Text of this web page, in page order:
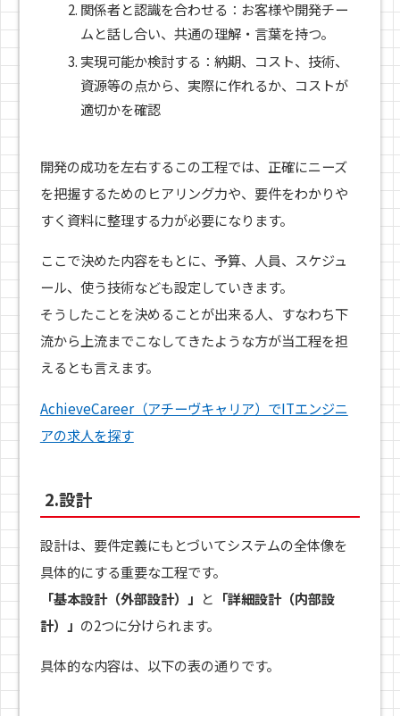
関係者と認識を合わせる：お客様や開発チー
ムと話し合い、共通の理解・言葉を持つ。
実現可能か検討する：納期、コスト、技術、
資源等の点から、実際に作れるか、コストが
適切かを確認
開発の成功を左右するこの工程では、正確にニーズ
を把握するためのヒアリング力や、要件をわかりや
すく資料に整理する力が必要になります。
ここで決めた内容をもとに、予算、人員、スケジュ
ール、使う技術なども設定していきます。
そうしたことを決めることが出来る人、すなわち下
流から上流までこなしてきたような方が当工程を担
えるとも言えます。
AchieveCareer（アチーヴキャリア）でITエンジニ
アの求人を探す
2.設計
設計は、要件定義にもとづいてシステムの全体像を
具体的にする重要な工程です。
「基本設計（外部設計）」 と 「詳細設計（内部設
計）」 の2つに分けられます。
具体的な内容は、以下の表の通りです。